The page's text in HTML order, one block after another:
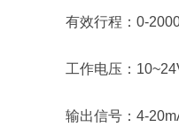
有效行程：0-
工作电压：
输出信号：4-20mA